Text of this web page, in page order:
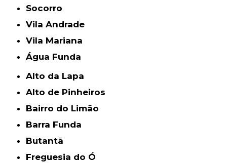
Socorro
Vila Andrade
Vila Mariana
Água Funda
Alto da Lapa
Alto de Pinheiros
Bairro do Limão
Barra Funda
Butantã
Freguesia do Ó